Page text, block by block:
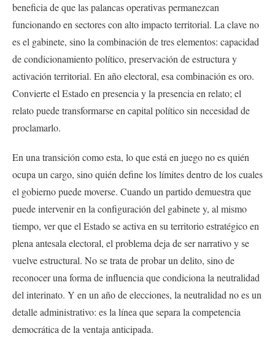
beneficia de que las palancas operativas permanezcan
funcionando en sectores con alto impacto territorial. La clave no
es el gabinete, sino la combinación de tres elementos: capacidad
de condicionamiento político, preservación de estructura y
activación territorial. En año electoral, esa combinación es oro.
Convierte el Estado en presencia y la presencia en relato; el
relato puede transformarse en capital político sin necesidad de
proclamarlo.
En una transición como esta, lo que está en juego no es quién
ocupa un cargo, sino quién define los límites dentro de los cuales
el gobierno puede moverse. Cuando un partido demuestra que
puede intervenir en la configuración del gabinete y, al mismo
tiempo, ver que el Estado se activa en su territorio estratégico en
plena antesala electoral, el problema deja de ser narrativo y se
vuelve estructural. No se trata de probar un delito, sino de
reconocer una forma de influencia que condiciona la neutralidad
del interinato. Y en un año de elecciones, la neutralidad no es un
detalle administrativo: es la línea que separa la competencia
democrática de la ventaja anticipada.